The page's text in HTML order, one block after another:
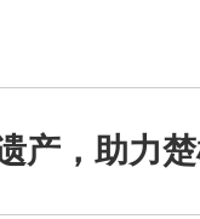
产，助力